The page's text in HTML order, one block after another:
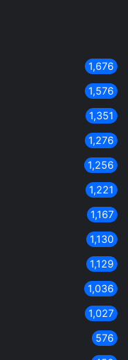
1,676
1,576
1,351
1,276
1,256
1,221
1,167
1,130
1,129
1,036
1,027
576